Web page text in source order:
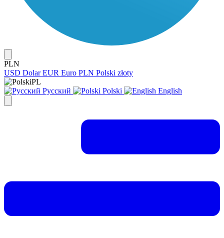
PLN
USD Dolar EUR Euro PLN Polski złoty
PL
Русский
Polski English